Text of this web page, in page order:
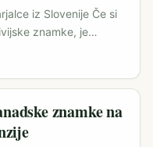
EFE) gre za
filterje: zabava,
ki razume Disney
prevede v lokalno
iz Slovenije Če si
znamke, je
kot kontekst, medij in
Primer
kaže, da so nove
angažma sposobni
znamke na